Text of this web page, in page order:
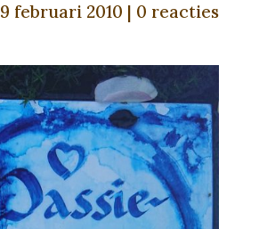
9 februari 2010 | 0 reacties